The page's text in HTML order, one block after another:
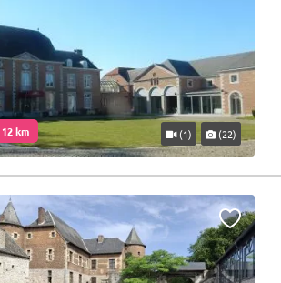
km (1) (22)